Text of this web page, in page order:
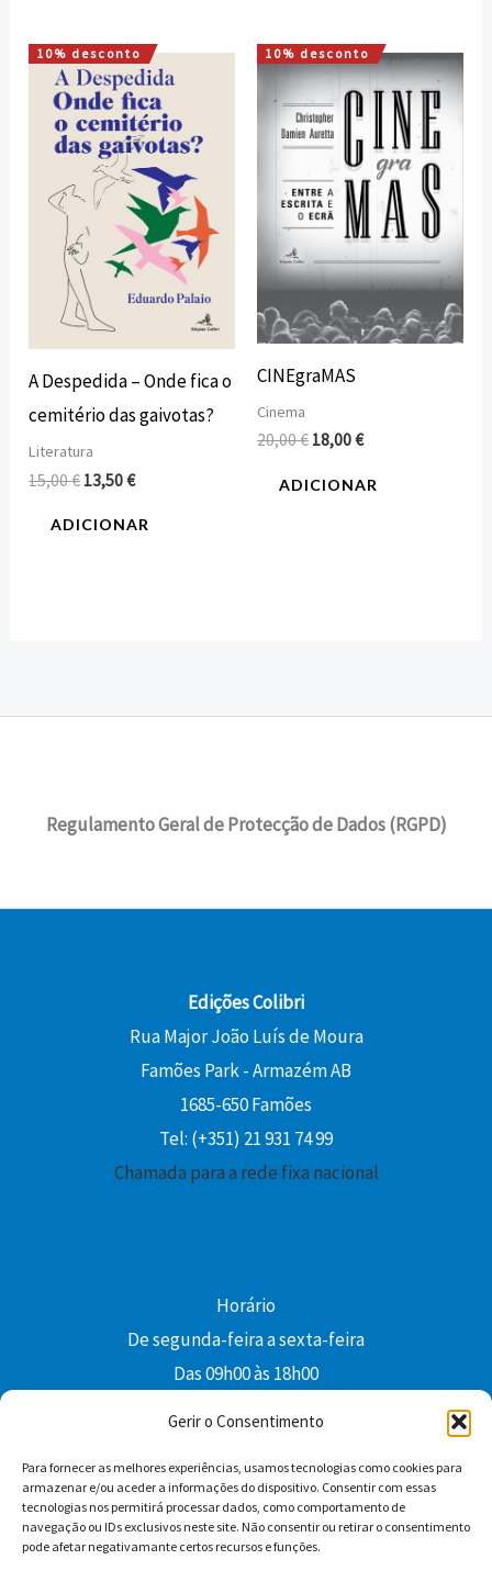
Gerir o Consentimento
Para fornecer as melhores experiências, usamos tecnologias como cookies para
armazenar e/ou aceder a informações do dispositivo. Consentir com essas
tecnologias nos permitirá processar dados, como comportamento de
navegação ou IDs exclusivos neste site. Não consentir ou retirar o consentimento
pode afetar negativamante certos recursos e funções.
10% desconto
A Despedida – Onde fica o
cemitério das gaivotas?
Literatura
15,00€
O
preço
original
era:
15,00 €.
13,50€
O
preço
atual
é:
13,50 €.
ADICIONAR
10% desconto
CINEgraMAS
Cinema
20,00€
O
preço
original
era:
20,00 €.
18,00€
O
preço
atual
18,00 €.
ADICIONAR
Regulamento Geral de Protecção de Dados (RGPD)
Edições Colibri
Rua Major João Luís de Moura
Famões Park - Armazém AB
1685-650 Famões
Tel: (+351) 21 931 74 99
Chamada para a rede fixa nacional
Horário
De segunda-feira a sexta-feira
Das 09h00 às 18h00
Facebook YouTube Instagram
Whatsapp
Condições Gerais de Venda